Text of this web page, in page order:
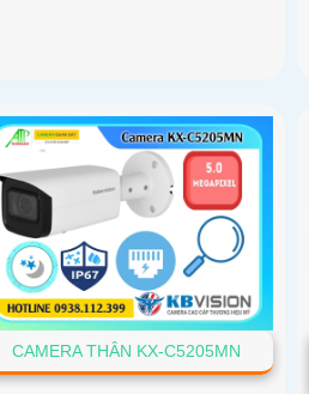
CAMERA THÂN KX-C5205MN